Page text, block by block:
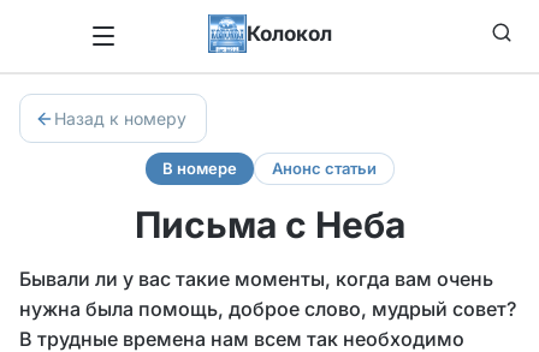
Колокол
Назад к номеру
В номере Анонс статьи
Письма с Неба
Бывали ли у вас такие моменты, когда вам очень
нужна была помощь, доброе слово, мудрый совет?
В трудные времена нам всем так необходимо